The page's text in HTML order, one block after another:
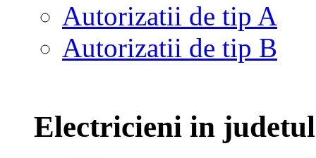
Autorizatii de tip A
Autorizatii de tip B
Electricieni in